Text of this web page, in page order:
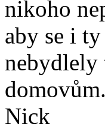
nikoho
aby se i
nebydlely
Nick